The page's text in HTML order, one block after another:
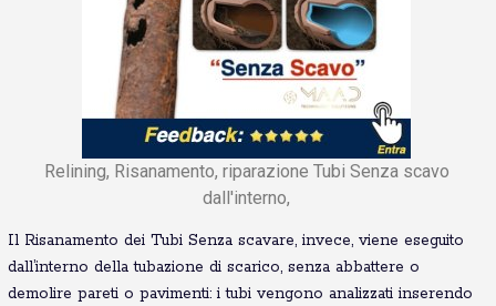
Relining, Risanamento, riparazione Tubi Senza scavo
dall'interno,
Il Risanamento dei Tubi Senza scavare, invece, viene eseguito
dall’interno della tubazione di scarico, senza abbattere o
demolire pareti o pavimenti: i tubi vengono analizzati inserendo